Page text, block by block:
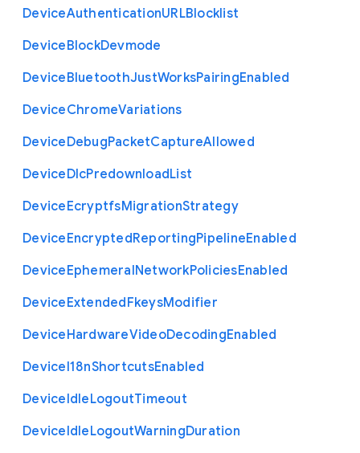
DeviceAuthenticationURLBlocklist
DeviceBlockDevmode
DeviceBluetoothJustWorksPairingEnabled
DeviceChromeVariations
DeviceDebugPacketCaptureAllowed
DeviceDlcPredownloadList
DeviceEcryptfsMigrationStrategy
DeviceEncryptedReportingPipelineEnabled
DeviceEphemeralNetworkPoliciesEnabled
DeviceExtendedFkeysModifier
DeviceHardwareVideoDecodingEnabled
DeviceI18nShortcutsEnabled
DeviceIdleLogoutTimeout
DeviceIdleLogoutWarningDuration